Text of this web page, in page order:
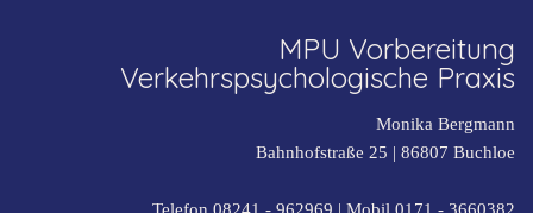
MPU Vorbereitung
Verkehrspsychologische Praxis
Monika Bergmann
Bahnhofstraße 25 | 86807 Buchloe